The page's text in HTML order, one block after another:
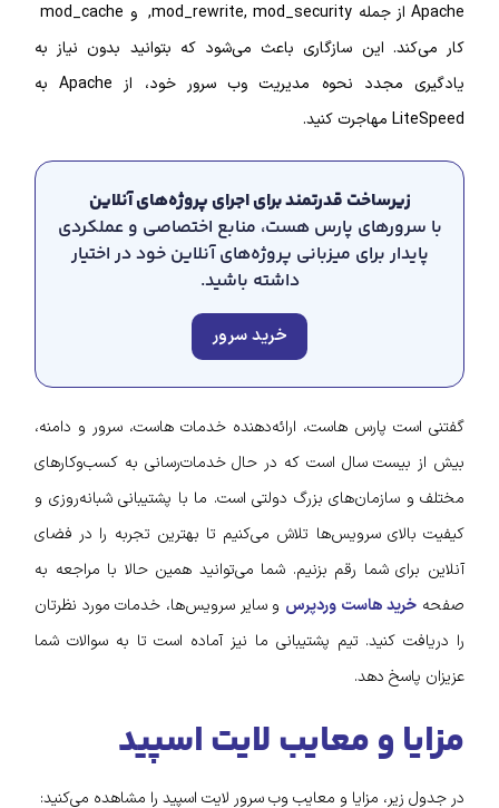
Apache از جمله mod_rewrite, mod_security, و mod_cache
این سازگاری باعث می‌شود که بتوانید بدون نیاز به
یادگیری مجدد نحوه مدیریت وب سرور خود، از Apache به
قدرتمند برای اجرای پروژه‌های آنلاین
پارس هست، منابع اختصاصی و عملکردی
برای میزبانی پروژه‌های آنلاین خود در اختیار
داشته باشید.
پارس هاست، ارائه‌دهنده خدمات هاست، سرور و دامنه،
سال است که در حال خدمات‌رسانی به کسب‌وکارهای
بزرگ دولتی است. ما با پشتیبانی شبانه‌روزی و
سرویس‌ها تلاش می‌کنیم تا بهترین تجربه را در فضای
شما رقم بزنیم. شما می‌توانید همین حالا با مراجعه به
هاست وردپرسو سایر سرویس‌ها، خدمات مورد نظرتان
کنید. تیم پشتیبانی ما نیز آماده است تا به سوالات شما
دهد.
و معایب لایت ‌اسپید
مزایا و معایب وب سرور لایت اسپید را مشاهده می‌کنید: